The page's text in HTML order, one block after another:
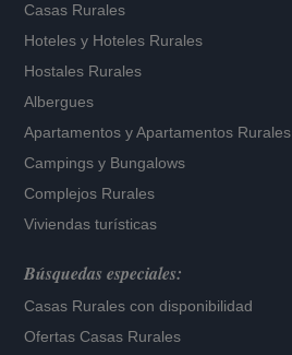
Casas Rurales
Hoteles y Hoteles Rurales
Hostales Rurales
Albergues
Apartamentos yApartamentos Rurales
Campings y Bungalows
Complejos Rurales
Viviendas turísticas
Búsquedas especiales:
Casas Rurales con disponibilidad
Ofertas Casas Rurales